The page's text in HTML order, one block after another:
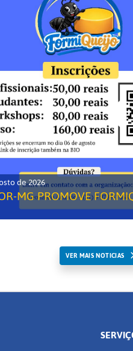
de 2026
MG PROMOVE
VER MAIS NOTICIAS